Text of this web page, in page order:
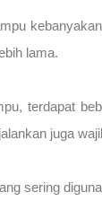
lama.
terdapat
juga
sering